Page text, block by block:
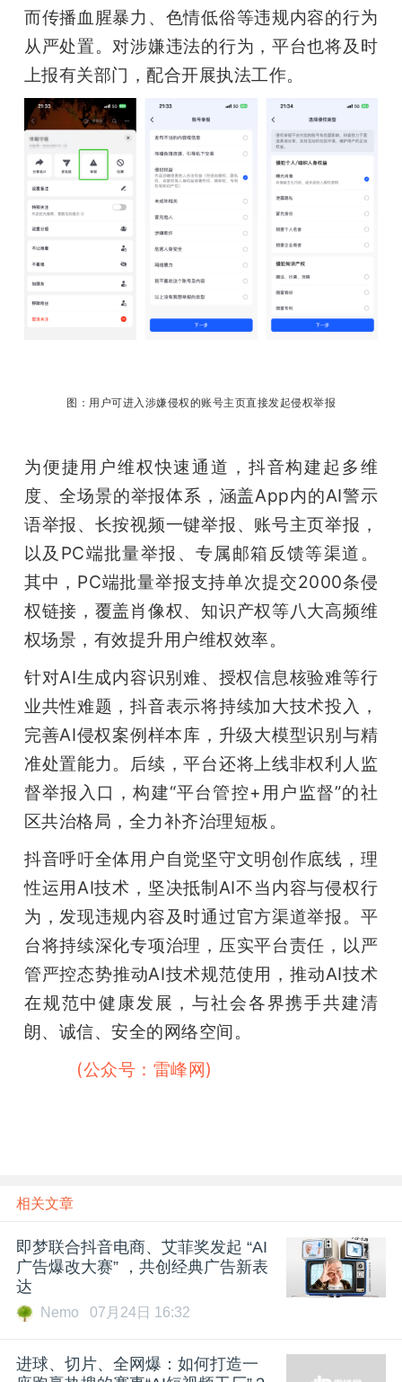
而传播血腥暴力、色情低俗等违规内容的行为
从严处置。对涉嫌违法的行为，平台也将及时
上报有关部门，配合开展执法工作。
图：用户可进入涉嫌侵权的账号主页直接发起侵权举报
为便捷用户维权快速通道，抖音构建起多维
度、全场景的举报体系，涵盖App内的AI警示
语举报、长按视频一键举报、账号主页举报，
以及PC端批量举报、专属邮箱反馈等渠道。
其中，PC端批量举报支持单次提交2000条侵
权链接，覆盖肖像权、知识产权等八大高频维
权场景，有效提升用户维权效率。
针对AI生成内容识别难、授权信息核验难等行
业共性难题，抖音表示将持续加大技术投入，
完善AI侵权案例样本库，升级大模型识别与精
准处置能力。后续，平台还将上线非权利人监
督举报入口，构建“平台管控+用户监督”的社
区共治格局，全力补齐治理短板。
抖音呼吁全体用户自觉坚守文明创作底线，理
性运用AI技术，坚决抵制AI不当内容与侵权行
为，发现违规内容及时通过官方渠道举报。平
台将持续深化专项治理，压实平台责任，以严
管严控态势推动AI技术规范使用，推动AI技术
在规范中健康发展，与社会各界携手共建清
朗、诚信、安全的网络空间。
(公众号：雷峰网)
相关文章
即梦联合抖音电商、艾菲奖发起 “AI
广告爆改大赛” ，共创经典广告新表
达
Nemo 07月24日 16:32
进球、切片、全网爆：如何打造一